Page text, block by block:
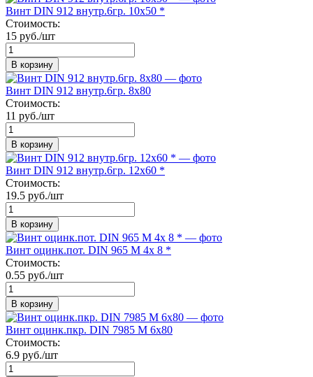
Винт DIN 912 внутр.6гр. 10х50 *
Стоимость:
15 руб./шт
В корзину
Винт DIN 912 внутр.6гр. 8х80
Стоимость:
11 руб./шт
В корзину
Винт DIN 912 внутр.6гр. 12х60 *
Стоимость:
19.5 руб./шт
В корзину
Винт оцинк.пот. DIN 965 М 4х 8 *
Стоимость:
0.55 руб./шт
В корзину
Винт оцинк.пкр. DIN 7985 М 6х80
Стоимость:
6.9 руб./шт